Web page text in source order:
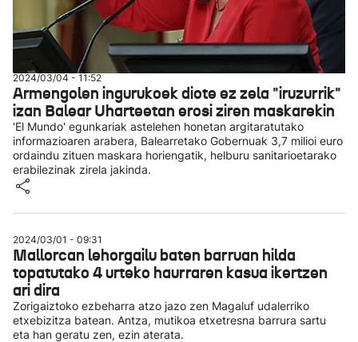
2024/03/04 - 11:52
Armengolen ingurukoek diote ez zela "iruzurrik"
izan Balear Uharteetan erosi ziren maskarekin
'El Mundo' egunkariak astelehen honetan argitaratutako
informazioaren arabera, Balearretako Gobernuak 3,7 milioi euro
ordaindu zituen maskara horiengatik, helburu sanitarioetarako
erabilezinak zirela jakinda.
2024/03/01 - 09:31
Mallorcan lehorgailu baten barruan hilda
topatutako 4 urteko haurraren kasua ikertzen
ari dira
Zorigaiztoko ezbeharra atzo jazo zen Magaluf udalerriko
etxebizitza batean. Antza, mutikoa etxetresna barrura sartu
eta han geratu zen, ezin aterata.